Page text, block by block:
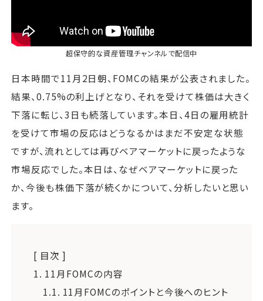
超保守的な資産管理チャンネルで配信中
日本時間で11月2日朝、FOMCの結果が公表されました。
結果、0.75%の利上げとなり、それを受けて株価は大きく
下落に転じ、3日も続落しています。本日、4日の雇用統計
を受けて市場の反応はどうなるかはまだ不安定な状態
ですが、流れとしては再びベアマーケットに戻ったような
市場反応でした。本日は、なぜベアマーケットに戻った
か、今後も株価下落が続くかについて、分析したいと思い
ます。
[ 目次 ]
1. 11月FOMCの内容
1.1. 11月FOMCのポイントと今後へのヒント